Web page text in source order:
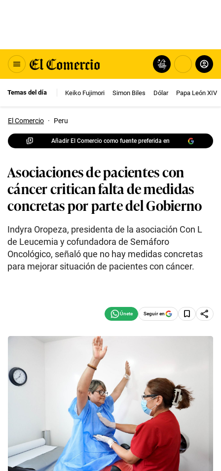
Temas del día Keiko Fujimori Simon Biles Dólar Papa León XIV
El Comercio · Peru
Añadir El Comercio como fuente preferida en
Asociaciones de pacientes con
cáncer critican falta de medidas
concretas por parte del Gobierno
Indyra Oropeza, presidenta de la asociación Con L
de Leucemia y cofundadora de Semáforo
Oncológico, señaló que no hay medidas concretas
para mejorar situación de pacientes con cáncer.
Seguir en